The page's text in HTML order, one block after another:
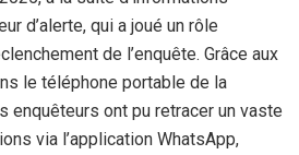
d’alerte, qui a joué un rôle
de l’enquête. Grâce aux
le téléphone portable de la
enquêteurs ont pu retracer un vaste
via l’application WhatsApp,